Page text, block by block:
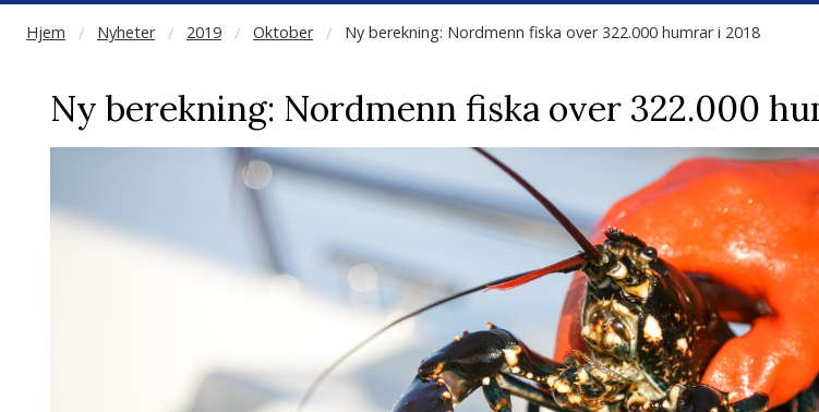
Hjem Nyheter 2019 Oktober Ny berekning: Nordmenn fiska over 322.000 humrar i 2018
Ny berekning: Nordmenn fiska over 322.000